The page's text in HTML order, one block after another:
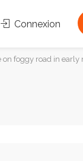
Connexion
foggy road in early